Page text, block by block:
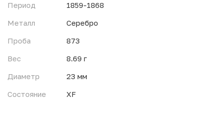
Период
1859-1868
Металл
Серебро
Проба
873
Вес
8.69 г
Диаметр
23 мм
Состояние
XF